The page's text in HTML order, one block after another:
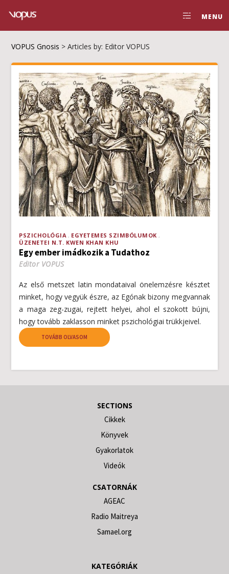
MENU
VOPUS Gnosis >Articles by: Editor VOPUS
PSZICHOLÓGIA
EGYETEMES SZIMBÓLUMOK
ÜZENETEI N.T. KWEN KHAN KHU
Egy ember imádkozik a Tudathoz
Editor VOPUS
Az első metszet latin mondataival önelemzésre késztet
minket, hogy vegyük észre, az Egónak bizony megvannak
a maga zeg-zugai, rejtett helyei, ahol el szokott bújni,
hogy tovább zaklasson minket pszichológiai trükkjeivel.
TOVÁBB OLVASOM
SECTIONS
Cikkek
Könyvek
Gyakorlatok
Videók
CSATORNÁK
AGEAC
Radio Maitreya
Samael.org
KATEGÓRIÁK